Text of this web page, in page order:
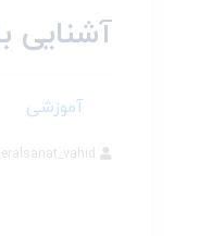
آشنایی
آموزشی